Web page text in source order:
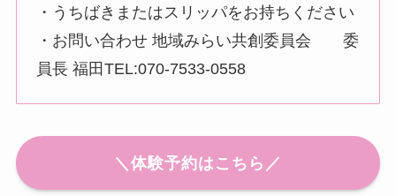
・うちばきまたはスリッパをお持ちください
・お問い合わせ 地域みらい共創委員会 委
員長 福田TEL:070-7533-0558
＼体験予約はこちら／